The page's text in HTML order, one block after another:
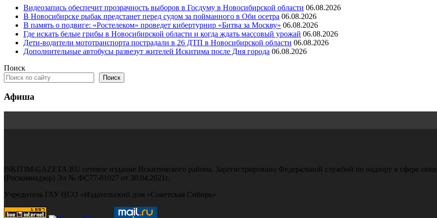
Видеозапись обеспечит прозрачность выборов в Госдуму в Новосибирской области 06.08.2026
В Новосибирске рыбак предстанет перед судом за пойманного в Оби осетра 06.08.2026
В память о подвиге: «Ростелеком» проведет кибертурнир «Битва за Москву» 06.08.2026
Где искать белые грибы в Новосибирской области и когда ждать массовый урожай 06.08.2026
Дети-водители мототранспорта пострадали в 26 ДТП в Новосибирской области 06.08.2026
Дополнительные автобусы развезут жителей Искитима после Дня города 06.08.2026
Поиск
Поиск
Афиша
ISKITIM-GAZETA.RU сетевое издание Искитимского района. Зарегистрировано Федеральной службой по надзору в сфере
(Роскомнадзор) Эл № ФС77-81027 от 30.04.2021г.
Учредитель ГАУ НСО «Издательский дом «Советская Сибирь»